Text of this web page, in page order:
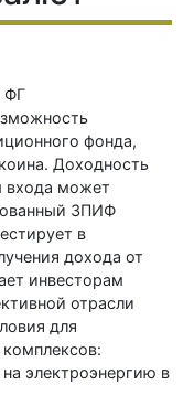
ФГ
фонда,
Доходность
входа может
ЗПИФ
в
дохода от
инвесторам
отрасли
для
электроэнергию в